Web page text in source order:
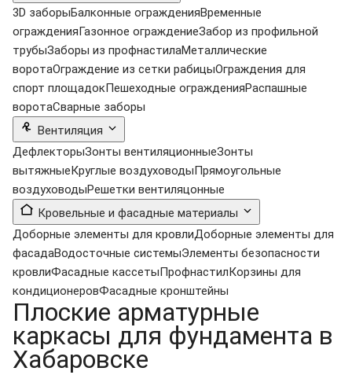
3D заборыБалконные огражденияВременные
огражденияГазонное ограждениеЗабор из профильной
трубыЗаборы из профнастилаМеталлические
воротаОграждение из сетки рабицыОграждения для
спорт площадокПешеходные огражденияРаспашные
воротаСварные заборы
Вентиляция
ДефлекторыЗонты вентиляционныеЗонты
вытяжныеКруглые воздуховодыПрямоугольные
воздуховодыРешетки вентиляцонные
Кровельные и фасадные материалы
Доборные элементы для кровлиДоборные элементы для
фасадаВодосточные системыЭлементы безопасности
кровлиФасадные кассетыПрофнастилКорзины для
кондиционеровФасадные кронштейны
Плоские арматурные
каркасы для фундамента в
Хабаровске